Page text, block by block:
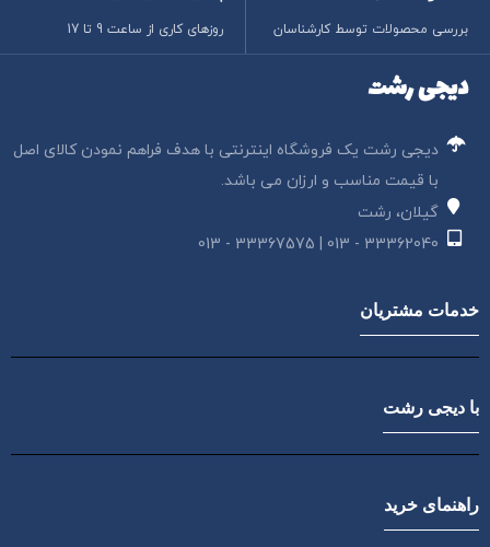
بررسی محصولات توسط کارشناسان روزهای کاری از ساعت 9 تا 17
دیجی رشت
دیجی رشت یک فروشگاه اینترنتی با هدف فراهم نمودن کالای اصل
با قیمت مناسب و ارزان می باشد.
گیلان، رشت
33362040 - 013 | 33367575 - 013
خدمات مشتریان
با دیجی رشت
راهنمای خرید